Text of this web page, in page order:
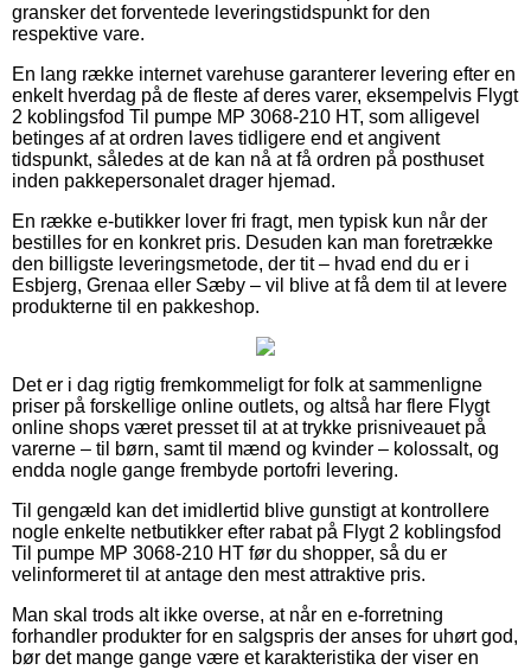
gransker det forventede leveringstidspunkt for den
respektive vare.
En lang række internet varehuse garanterer levering efter en
enkelt hverdag på de fleste af deres varer, eksempelvis Flygt
2 koblingsfod Til pumpe MP 3068-210 HT, som alligevel
betinges af at ordren laves tidligere end et angivent
tidspunkt, således at de kan nå at få ordren på posthuset
inden pakkepersonalet drager hjemad.
En række e-butikker lover fri fragt, men typisk kun når der
bestilles for en konkret pris. Desuden kan man foretrække
den billigste leveringsmetode, der tit – hvad end du er i
Esbjerg, Grenaa eller Sæby – vil blive at få dem til at levere
produkterne til en pakkeshop.
Det er i dag rigtig fremkommeligt for folk at sammenligne
priser på forskellige online outlets, og altså har flere Flygt
online shops været presset til at at trykke prisniveauet på
varerne – til børn, samt til mænd og kvinder – kolossalt, og
endda nogle gange frembyde portofri levering.
Til gengæld kan det imidlertid blive gunstigt at kontrollere
nogle enkelte netbutikker efter rabat på Flygt 2 koblingsfod
Til pumpe MP 3068-210 HT før du shopper, så du er
velinformeret til at antage den mest attraktive pris.
Man skal trods alt ikke overse, at når en e-forretning
forhandler produkter for en salgspris der anses for uhørt god,
bør det mange gange være et karakteristika der viser en